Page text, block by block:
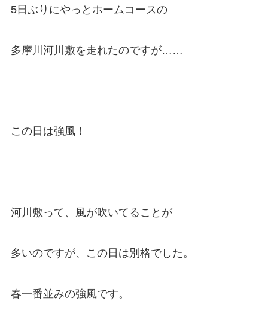
5日ぶりにやっとホームコースの
多摩川河川敷を走れたのですが……
この日は強風！
河川敷って、風が吹いてることが
多いのですが、この日は別格でした。
春一番並みの強風です。